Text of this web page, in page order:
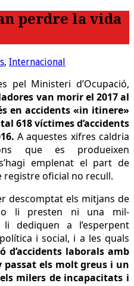
perdre la vida
, Internacional
pel Ministeri d’Ocupació,
van morir el 2017 al
en accidents «in itinere»
618 víctimes d’accidents
A aquestes xifres caldria
que es produeixen
emplenat el part de
registre oficial no recull.
descomptat els mitjans de
li presten ni una mil-
dediquen a l’esperpent
i social, i a les quals
d’accidents laborals amb
passat els molt greus i un
milers de incapacitats i